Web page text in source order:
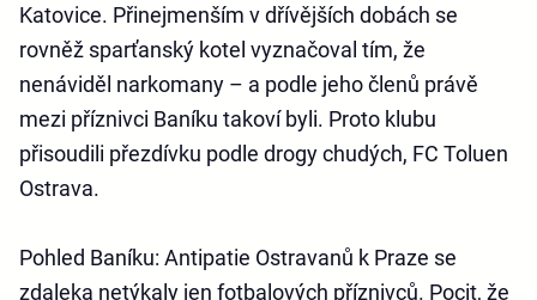
Katovice. Přinejmenším v dřívějších dobách se
rovněž sparťanský kotel vyznačoval tím, že
nenáviděl narkomany – a podle jeho členů právě
mezi příznivci Baníku takoví byli. Proto klubu
přisoudili přezdívku podle drogy chudých, FC Toluen
Ostrava.
Pohled Baníku: Antipatie Ostravanů k Praze se
zdaleka netýkaly jen fotbalových příznivců. Pocit, že